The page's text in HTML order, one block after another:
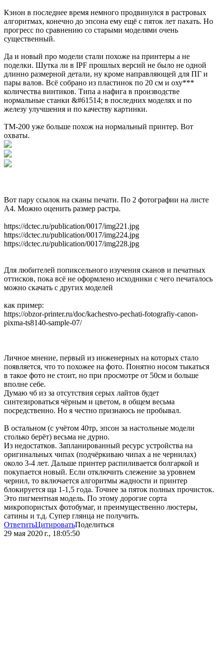
Кэнон в последнее время немного продвинулся в растровых
алгоритмах, конечно до эпсона ему ещё с пяток лет пахать. Но
прогресс по сравнению со старыми моделями очень
существенный.
Да и новый про модели стали похоже на принтеры а не
поделки. Шутка ли в IPF прошлых версий не было не одной
длинно размерной детали, ну кроме направляющей для ПГ и
пары валов. Всё собрано из пластинок по 20 см и оху***
количества винтиков. Типа а нафига в производстве
нормальные станки &#61514; в последних моделях и по
железу улучшения и по качеству картинки.
TM-200 уже больше похож на нормальный принтер. Вот
охваты.
Вот пару ссылок на сканы печати. По 2 фотографии на листе
A4. Можно оценить размер растра.
https://dctec.ru/publication/0017/img221.jpg
https://dctec.ru/publication/0017/img224.jpg
https://dctec.ru/publication/0017/img228.jpg
Для любителей попиксельного изучения сканов и печатных
оттисков, пока всё не оформлено исходники с чего печаталось
можно скачать с других моделей
как пример:
https://obzor-printer.ru/doc/kachestvo-pechati-fotografiy-canon-
pixma-ts8140-sample-07/
Личное мнение, первый из инженерных на которых стало
появляется, что то похожее на фото. Понятно носом тыкаться
в такое фото не стоит, но при просмотре от 50см и больше
вполне себе.
Думаю чб из за отсутствия серых лайтов будет
синтезироваться чёрным и цветом, в общем весьма
посредственно. Но я честно признаюсь не пробывал.
В остальном (с учётом 40тр, эпсон за настольные модели
столько берёт) весьма не дурно.
Из недостатков. Запланированный ресурс устройства на
оригинальных чипах (подчёркиваю чипах а не чернилах)
около 3-4 лет. Дальше принтер распиливается болгаркой и
покупается новый. Если отключить слежение за уровнем
чернил, то включается алгоритмы жадности и принтер
блокируется ща 1-1,5 года. Точнее за пяток полных прочисток.
Это пигментная модель. По этому дорогие сорта
микропористых фотобумаг, и преимущественно люстеры,
сатины и т.д. Супер глянца не получить.
ОтветитьЦитироватьПоделиться
29 мая 2020 г., 18:05:50